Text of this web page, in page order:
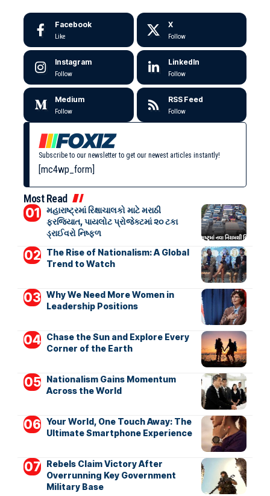
Facebook
Like
X
Follow
Instagram
Follow
LinkedIn
Follow
Medium
Follow
RSS Feed
Follow
Subscribe to our newsletter to get our newest articles instantly!
[mc4wp_form]
Most Read
મહારાષ્ટ્રમાં રિક્ષાચાલકો માટે મરાઠી
ફરજિયાત, પાયલોટ પ્રોજેક્ટમાં ૨૦ ટકા
ડ્રાઈવરો નિષ્ફળ
The Rise of Nationalism: A Global
Trend to Watch
Why We Need More Women in
Leadership Positions
Chase the Sun and Explore Every
Corner of the Earth
Nationalism Gains Momentum
Across the World
Your World, One Touch Away: The
Ultimate Smartphone Experience
Rebels Claim Victory After
Overrunning Key Government
Military Base